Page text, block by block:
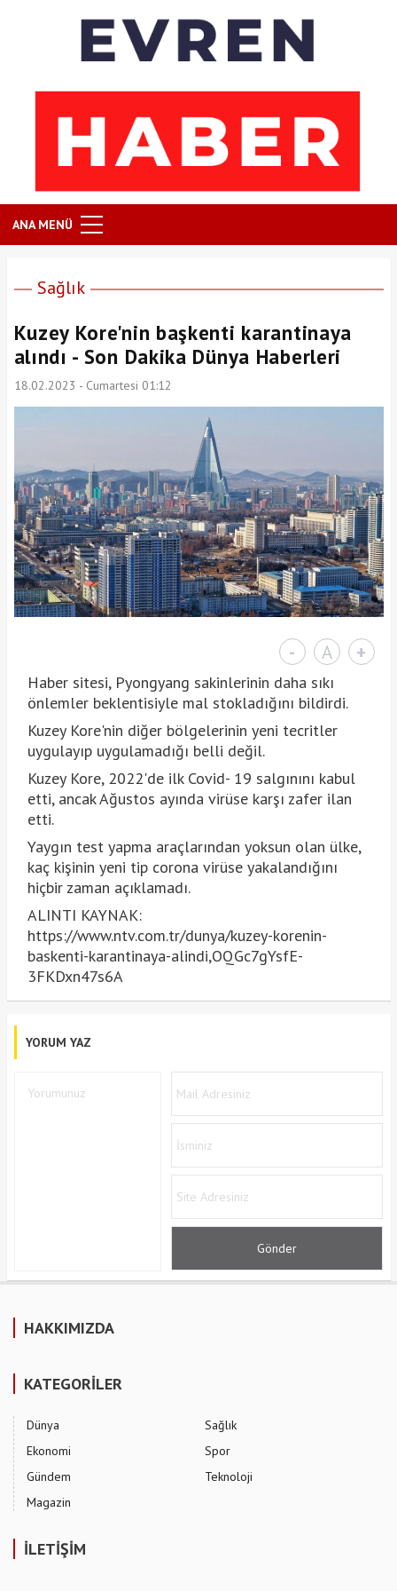
ANA MENÜ
Sağlık
Kuzey Kore'nin başkenti karantinaya
alındı - Son Dakika Dünya Haberleri
18.02.2023 - Cumartesi 01:12
- A +
Haber sitesi, Pyongyang sakinlerinin daha sıkı
önlemler beklentisiyle mal stokladığını bildirdi.
Kuzey Kore'nin diğer bölgelerinin yeni tecritler
uygulayıp uygulamadığı belli değil.
Kuzey Kore, 2022'de ilk Covid- 19 salgınını kabul
etti, ancak Ağustos ayında virüse karşı zafer ilan
etti.
Yaygın test yapma araçlarından yoksun olan ülke,
kaç kişinin yeni tip corona virüse yakalandığını
hiçbir zaman açıklamadı.
ALINTI KAYNAK:
https://www.ntv.com.tr/dunya/kuzey-korenin-
baskenti-karantinaya-alindi,OQGc7gYsfE-
3FKDxn47s6A
YORUM YAZ
HAKKIMIZDA
KATEGORİLER
Dünya
Ekonomi
Gündem
Magazin
Sağlık
Spor
Teknoloji
İLETİŞİM